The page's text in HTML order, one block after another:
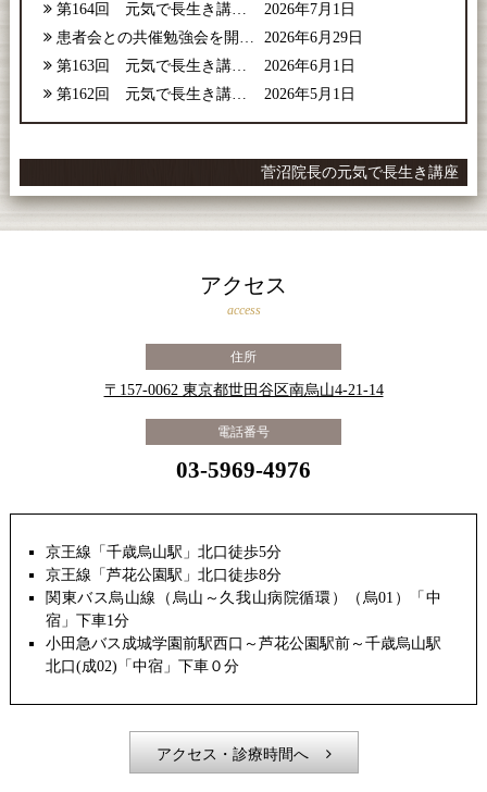
第164回 元気で長生き講座【2026年7月号】
2026年7月1日
患者会との共催勉強会を開催しました
2026年6月29日
第163回 元気で長生き講座【2026年6月号】
2026年6月1日
第162回 元気で長生き講座【2026年5月号】
2026年5月1日
菅沼院長の元気で長生き講座
アクセス
access
住所
〒157-0062 東京都世田谷区南烏山4-21-14
電話番号
03-5969-4976
京王線「千歳烏山駅」北口徒歩5分
京王線「芦花公園駅」北口徒歩8分
関東バス烏山線（烏山～久我山病院循環）（烏01）「中
宿」下車1分
小田急バス成城学園前駅西口～芦花公園駅前～千歳烏山駅
北口(成02)「中宿」下車０分
アクセス・診療時間へ